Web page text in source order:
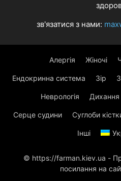
зв'язатися з нами:
Алергія Жіночі
Ендокринна система Зір
Неврологія Дихання
Серце судини Суглоби
Інші
© https://farman.kiev.ua -
посилання на